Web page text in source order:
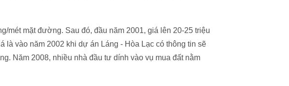
mét mặt đường. Sau đó, đầu năm 2001, giá lên 20-25 triệu
vào năm 2002 khi dự án Láng - Hòa Lạc có thông tin sẽ
Năm 2008, nhiều nhà đầu tư dính vào vụ mua đất nằm